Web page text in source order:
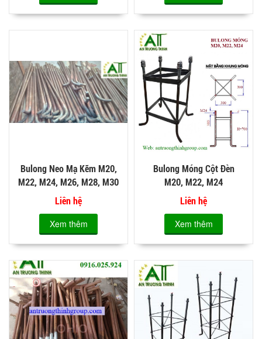
Bulong Neo Mạ Kẽm M20,
M22, M24, M26, M28, M30
Liên hệ
Xem thêm
Bulong Móng Cột Đèn
M20, M22, M24
Liên hệ
Xem thêm